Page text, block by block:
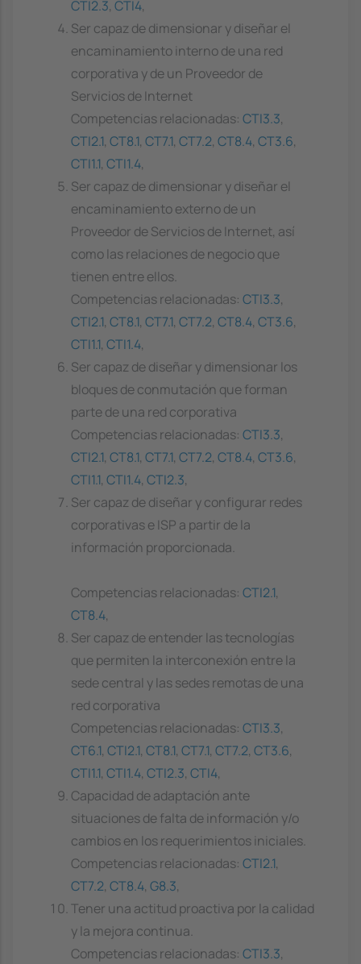
CTI2.3, CTI4,
Ser capaz de dimensionar y diseñar el
encaminamiento interno de una red
corporativa y de un Proveedor de
Servicios de Internet
Competencias relacionadas: CTI3.3,
CTI2.1, CT8.1, CT7.1, CT7.2, CT8.4, CT3.6,
CTI1.1, CTI1.4,
Ser capaz de dimensionar y diseñar el
encaminamiento externo de un
Proveedor de Servicios de Internet, así
como las relaciones de negocio que
tienen entre ellos.
Competencias relacionadas: CTI3.3,
CTI2.1, CT8.1, CT7.1, CT7.2, CT8.4, CT3.6,
CTI1.1, CTI1.4,
Ser capaz de diseñar y dimensionar los
bloques de conmutación que forman
parte de una red corporativa
Competencias relacionadas: CTI3.3,
CTI2.1, CT8.1, CT7.1, CT7.2, CT8.4, CT3.6,
CTI1.1, CTI1.4, CTI2.3,
Ser capaz de diseñar y configurar redes
corporativas e ISP a partir de la
información proporcionada.
Competencias relacionadas: CTI2.1,
CT8.4,
Ser capaz de entender las tecnologías
que permiten la interconexión entre la
sede central y las sedes remotas de una
red corporativa
Competencias relacionadas: CTI3.3,
CT6.1, CTI2.1, CT8.1, CT7.1, CT7.2, CT3.6,
CTI1.1, CTI1.4, CTI2.3, CTI4,
Capacidad de adaptación ante
situaciones de falta de información y/o
cambios en los requerimientos iniciales.
Competencias relacionadas: CTI2.1,
CT7.2, CT8.4, G8.3,
Tener una actitud proactiva por la calidad
y la mejora continua.
Competencias relacionadas: CTI3.3,